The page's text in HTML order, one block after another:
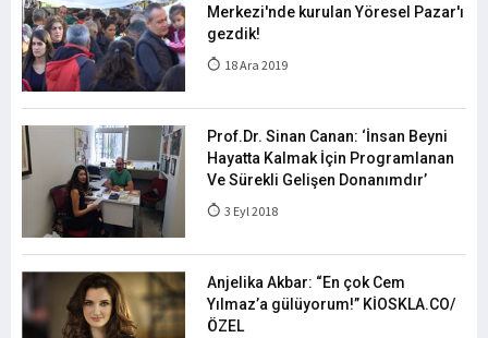
Merkezi'nde kurulan Yöresel Pazar'ı
gezdik!
18 Ara 2019
Prof.Dr. Sinan Canan: ‘İnsan Beyni
Hayatta Kalmak İçin Programlanan
Ve Sürekli Gelişen Donanımdır’
3 Eyl 2018
Anjelika Akbar: “En çok Cem
Yılmaz’a gülüyorum!” KİOSKLA.CO/
ÖZEL